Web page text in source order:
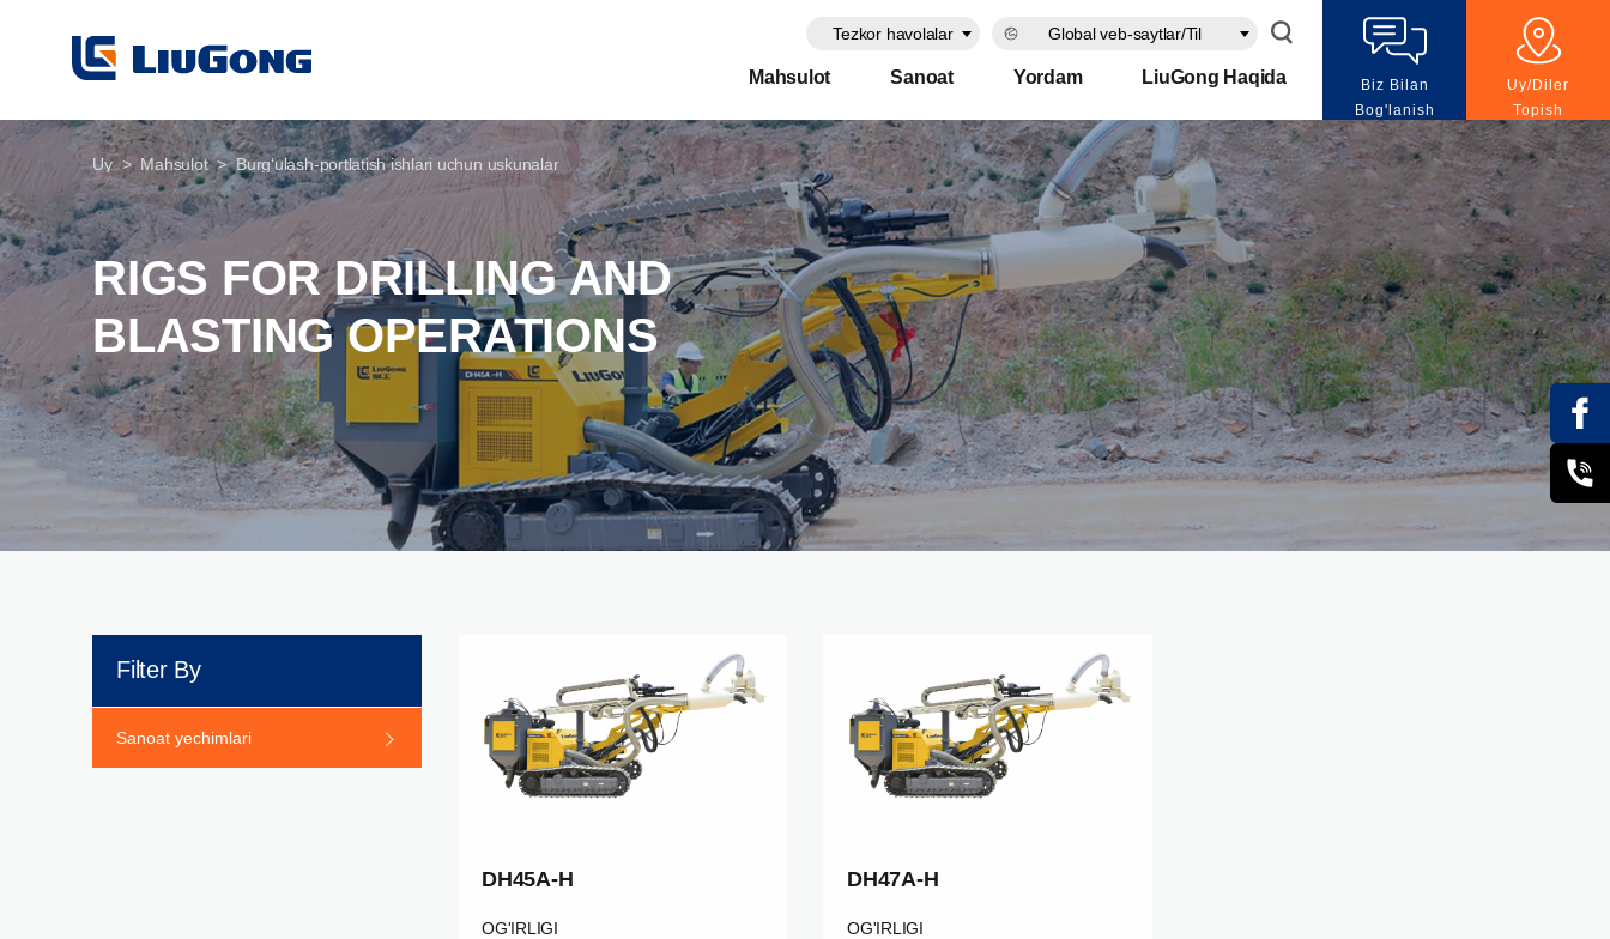
Tezkor havolalar Global veb-saytlar/Til
Mahsulot Sanoat Yordam LiuGong Haqida
Biz Bilan
Bog'lanish
Uy/Diler
Topish
Uy Mahsulot Burgʻulash-portlatish ishlari uchun uskunalar
RIGS FOR DRILLING AND
BLASTING OPERATIONS
Filter By
Sanoat yechimlari
DH45A-H
OG'IRLIGI
DH47A-H
OG'IRLIGI